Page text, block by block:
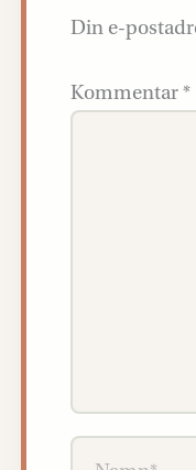
Din e-
Kommentar*